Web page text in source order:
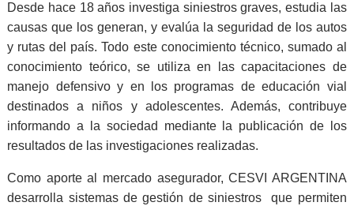
Desde hace 18 años investiga siniestros graves, estudia las
causas que los generan, y evalúa la seguridad de los autos
y rutas del país. Todo este conocimiento técnico, sumado al
conocimiento teórico, se utiliza en las capacitaciones de
manejo defensivo y en los programas de educación vial
destinados a niños y adolescentes. Además, contribuye
informando a la sociedad mediante la publicación de los
resultados de las investigaciones realizadas.
Como aporte al mercado asegurador, CESVI ARGENTINA
desarrolla sistemas de gestión de siniestros que permiten